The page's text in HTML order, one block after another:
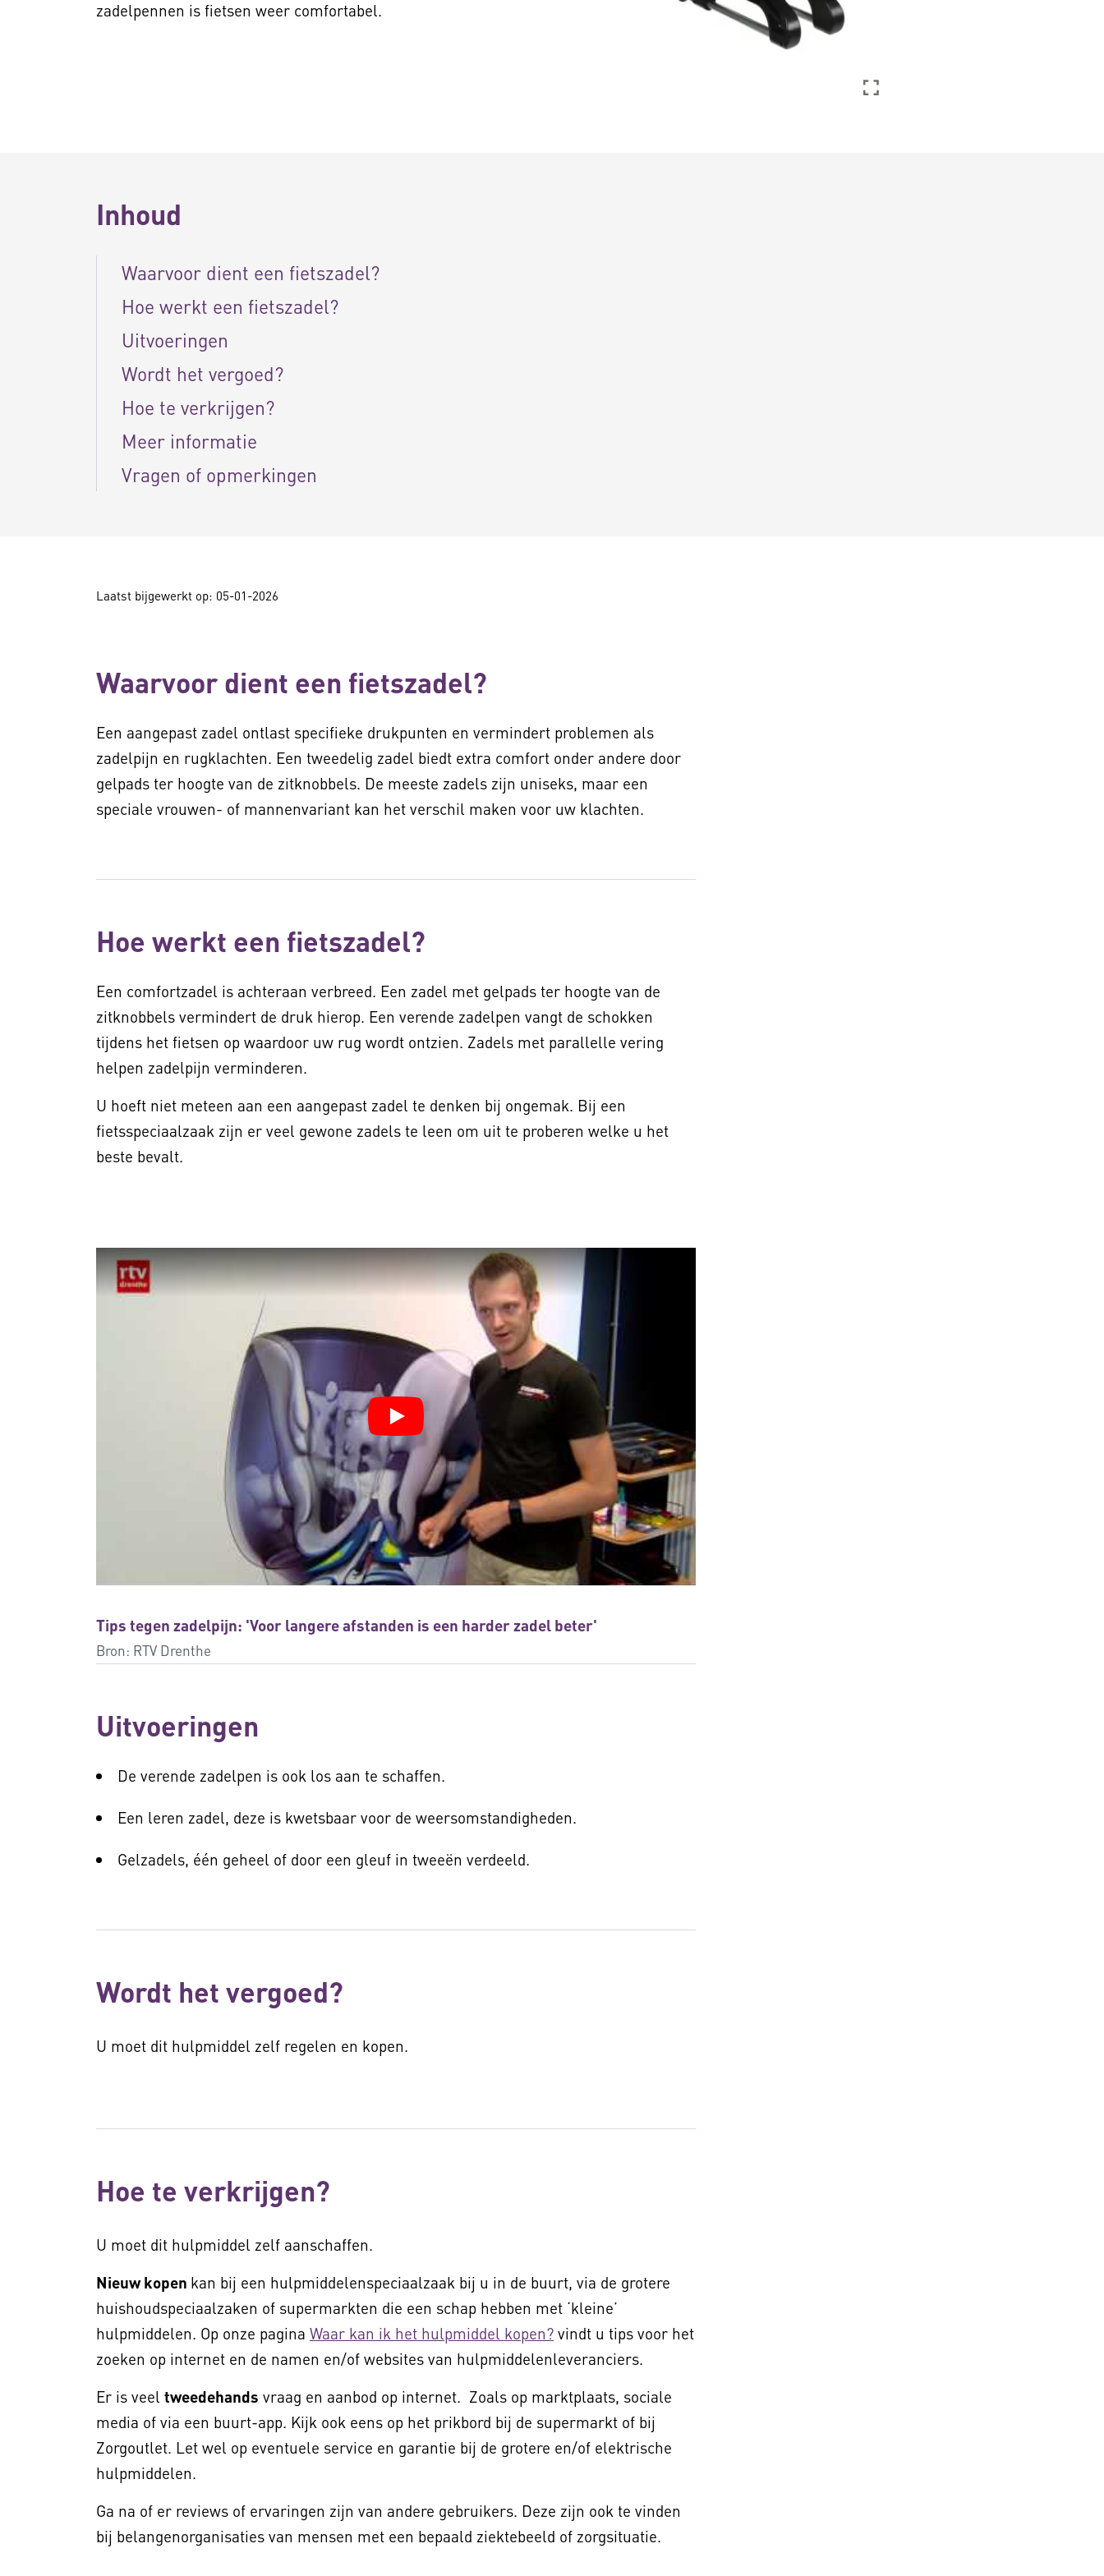
zadelpennen is fietsen weer comfortabel.
Inhoud
Waarvoor dient een fietszadel?
Hoe werkt een fietszadel?
Uitvoeringen
Wordt het vergoed?
Hoe te verkrijgen?
Meer informatie
Vragen of opmerkingen
Laatst bijgewerkt op: 05-01-2026
Waarvoor dient een fietszadel?
Een aangepast zadel ontlast specifieke drukpunten en vermindert problemen als
zadelpijn en rugklachten. Een tweedelig zadel biedt extra comfort onder andere door
gelpads ter hoogte van de zitknobbels. De meeste zadels zijn uniseks, maar een
speciale vrouwen- of mannenvariant kan het verschil maken voor uw klachten.
Hoe werkt een fietszadel?
Een comfortzadel is achteraan verbreed. Een zadel met gelpads ter hoogte van de
zitknobbels vermindert de druk hierop. Een verende zadelpen vangt de schokken
tijdens het fietsen op waardoor uw rug wordt ontzien. Zadels met parallelle vering
helpen zadelpijn verminderen.
U hoeft niet meteen aan een aangepast zadel te denken bij ongemak. Bij een
fietsspeciaalzaak zijn er veel gewone zadels te leen om uit te proberen welke u het
beste bevalt.
Tips tegen zadelpijn: 'Voor langere afstanden is een harder zadel beter'
Bron: RTV Drenthe
Uitvoeringen
De verende zadelpen is ook los aan te schaffen.
Een leren zadel, deze is kwetsbaar voor de weersomstandigheden.
Gelzadels, één geheel of door een gleuf in tweeën verdeeld.
Wordt het vergoed?
U moet dit hulpmiddel zelf regelen en kopen.
Hoe te verkrijgen?
U moet dit hulpmiddel zelf aanschaffen.
Nieuw kopen kan bij een hulpmiddelenspeciaalzaak bij u in de buurt, via de grotere
huishoudspeciaalzaken of supermarkten die een schap hebben met ‘kleine’
hulpmiddelen. Op onze pagina Waar kan ik het hulpmiddel kopen? vindt u tips voor het
zoeken op internet en de namen en/of websites van hulpmiddelenleveranciers.
Er is veel tweedehands vraag en aanbod op internet. Zoals op marktplaats, sociale
media of via een buurt-app. Kijk ook eens op het prikbord bij de supermarkt of bij
Zorgoutlet. Let wel op eventuele service en garantie bij de grotere en/of elektrische
hulpmiddelen.
Ga na of er reviews of ervaringen zijn van andere gebruikers. Deze zijn ook te vinden
bij belangenorganisaties van mensen met een bepaald ziektebeeld of zorgsituatie.